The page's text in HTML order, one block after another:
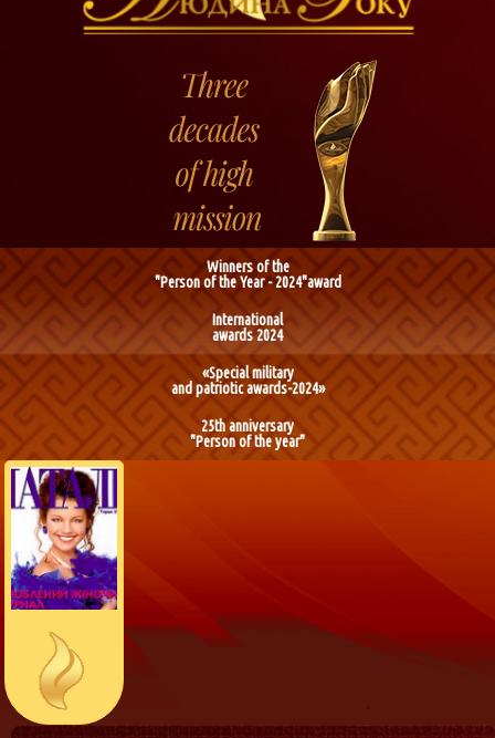
Winners of the
"Person of the Year - 2024"award
International
awards 2024
«Special military
and patriotic awards-2024»
25th anniversary
"Person of the year"